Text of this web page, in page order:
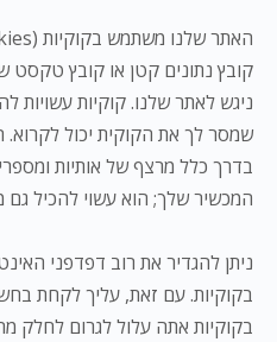
קובץ נתונים קטן או קובץ
ניגש לאתר שלנו. קוקיות
שמסר לך את הקוקית יכול
בדרך כלל מרצף של אותיות
המכשיר שלך; הוא עשוי להכיל גם
ניתן להגדיר את רוב דפדפני
בקוקיות. עם זאת, עליך לקחת
בקוקיות אתה עלול לגרום לחלק